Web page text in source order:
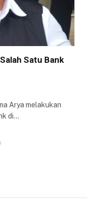
Satu Bank
Arya melakukan
di…